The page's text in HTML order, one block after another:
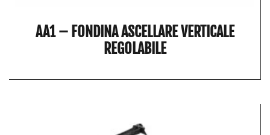
AA1 – FONDINA ASCELLARE VERTICALE
REGOLABILE